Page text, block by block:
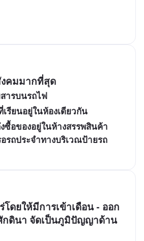
คมมากที่สุด
ารบนรถไฟ
รียนอยู่ในห้องเดียวกัน
ซื้อของอยู่ในห้างสรรพสินค้า
รถประจำทางบริเวณป้ายรถ
โดยให้มีการเข้าเดือน - ออก
กดินา จัดเป็นภูมิปัญญาด้าน